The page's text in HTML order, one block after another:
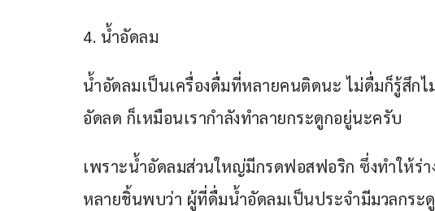
4. น้ำอัดลม
น้ำอัดลมเป็นเครื่องดื่มที่หลายคนติดนะ ไม่ดื่มก็รู้สึก
อัดลด ก็เหมือนเรากำลังทำลายกระดูกอยู่นะครับ
เพราะน้ำอัดลมส่วนใหญ่มีกรดฟอสฟอริก ซึ่งทำให้ร่
หลายชิ้นพบว่า ผู้ที่ดื่มน้ำอัดลมเป็นประจำมีมวลกระ